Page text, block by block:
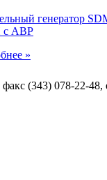
»
(343) 078-22-